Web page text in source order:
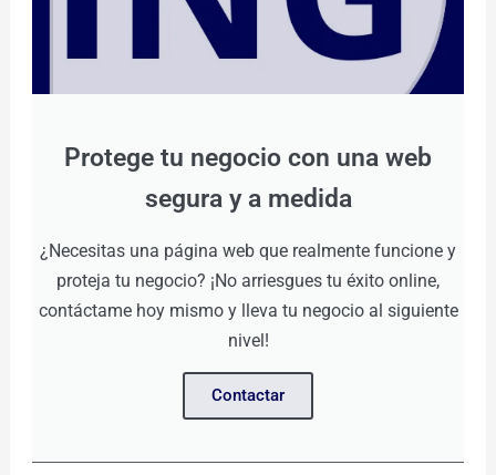
Protege tu negocio con una web
segura y a medida
¿Necesitas una página web que realmente funcione y
proteja tu negocio? ¡No arriesgues tu éxito online,
contáctame hoy mismo y lleva tu negocio al siguiente
nivel!
Contactar